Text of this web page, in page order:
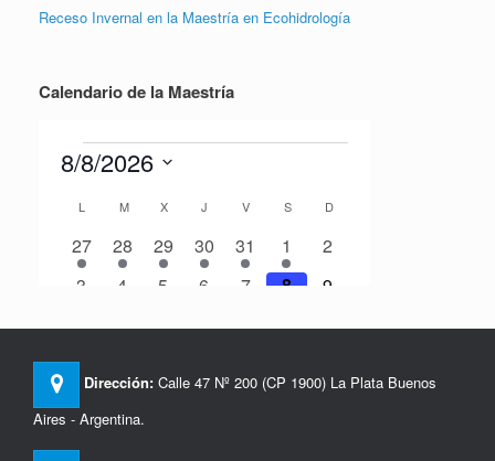
Receso Invernal en la Maestría en Ecohidrología
Calendario de la Maestría
Dirección: Calle 47 Nº 200 (CP 1900) La Plata Buenos
Aires - Argentina.